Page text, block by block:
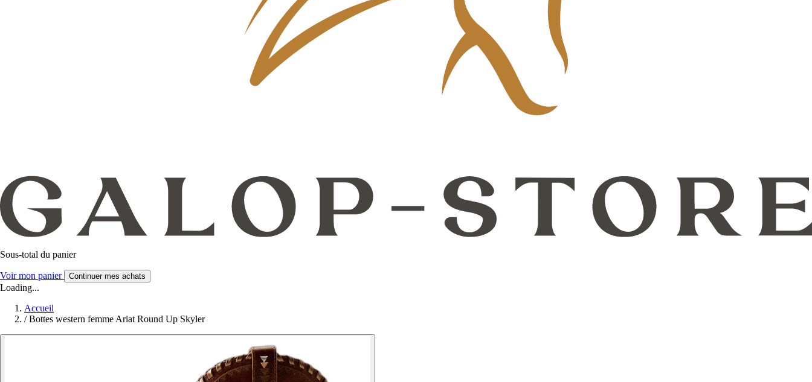
Sous-total du panier
Voir mon panier Continuer mes achats
Loading...
Accueil
/ Bottes western femme Ariat Round Up Skyler